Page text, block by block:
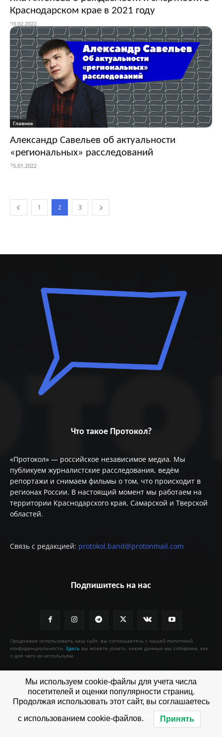
Краснодарском крае в 2021 году
03.02.2022
Главное
Александр Савельев об актуальности
«региональных» расследований
25.01.2022
1 2 3
Что такое Протокол?
«Протокол» — российское независимое медиа. Мы
публикуем журналистские расследования, ведём
репортажи и снимаем фильмы о том, что происходит в
регионах России. В настоящий момент мы работаем на
территории Краснодарского края, Самарской и Тверской
областей.
Связь с редакцией: protokol.band@protonmail.com
Подпишитесь на нас
Продолжая использовать наш сайт, вы соглашаетесь с нашей политикой
конфиденциальности. Здесь вы можете узнать, какие данные мы собираем, как
и для чего их используем.
© Протокол
Главная О нас Как помочь
Агентам протокола
Мы используем cookie-файлы для учета числа
посетителей и оценки популярности страниц.
Продолжая использовать этот сайт, вы соглашаетесь
с использованием cookie-файлов. Принять